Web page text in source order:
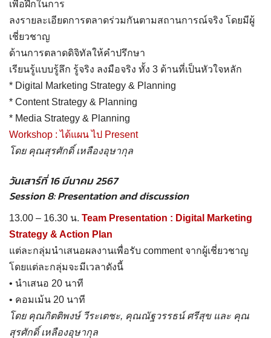
เพื่อฝึกในการ
ลงรายละเอียดการตลาดร่วมกันตามสถานการณ์จริง โดยมีผู้
เชี่ยวชาญ
ด้านการตลาดดิจิทัลให้คำปรึกษา
เรียนรู้แบบรู้ลึก รู้จริง ลงมือจริง ทั้ง 3 ด้านที่เป็นหัวใจหลัก
* Digital Marketing Strategy & Planning
* Content Strategy & Planning
* Media Strategy & Planning
Workshop : ได้แผน ไป Present
โดย คุณสุรศักดิ์ เหลืองอุษากุล
วันเสาร์ที่ 16 มีนาคม 2567
Session 8: Presentation and discussion
13.00 – 16.30 น. Team Presentation : Digital Marketing
Strategy & Action Plan
แต่ละกลุ่มนำเสนอผลงานเพื่อรับ comment จากผู้เชี่ยวชาญ
โดยแต่ละกลุ่มจะมีเวลาดังนี้
• นำเสนอ 20 นาที
• คอมเม้น 20 นาที
โดย คุณกิตติพงษ์ วีระเตชะ, คุณณัฐวรรธน์ ศรีสุข และ คุณ
สุรศักดิ์ เหลืองอุษากุล